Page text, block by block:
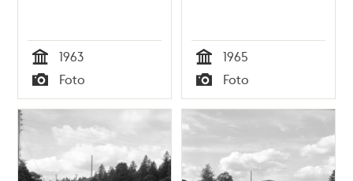
Tid
1963
Typ
Foto Tid
1965
Typ
Foto